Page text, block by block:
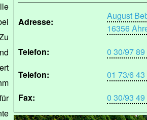
Adresse:
August
16356
Telefon:
0 30/97
Telefon:
01 73/6
Fax:
0 30/93